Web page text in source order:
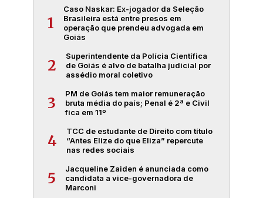
1
Caso Naskar: Ex-jogador da Seleção
Brasileira está entre presos em
operação que prendeu advogada em
Goiás
2
Superintendente da Polícia Científica
de Goiás é alvo de batalha judicial por
assédio moral coletivo
3
PM de Goiás tem maior remuneração
bruta média do país; Penal é 2ª e Civil
fica em 11º
4
TCC de estudante de Direito com título
“Antes Elize do que Eliza” repercute
nas redes sociais
5
Jacqueline Zaiden é anunciada como
candidata a vice-governadora de
Marconi